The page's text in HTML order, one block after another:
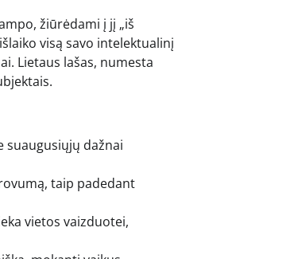
žiūrėdami į jį „iš
visą savo intelektualinį
Lietaus lašas, numesta
suaugusiųjų dažnai
taip padedant
vietos vaizduotei,